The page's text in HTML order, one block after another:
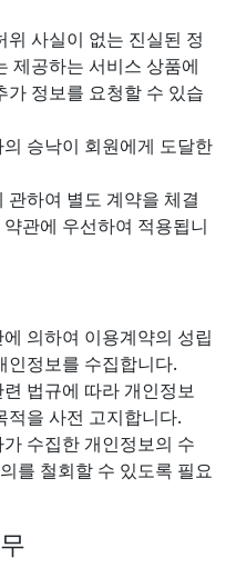
사실이 없는 진실된 정
제공하는 서비스 상품에
정보를 요청할 수 있습
승낙이 회원에게 도달한
하여 별도 계약을 체결
관에 우선하여 적용됩니
의하여 이용계약의 성립
인정보를 수집합니다.
법규에 따라 개인정보
적을 사전 고지합니다.
수집한 개인정보의 수
를 철회할 수 있도록 필요